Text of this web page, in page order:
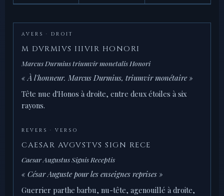
AVERS · DROIT
M DVRMIVS IIIVIR HONORI
Marcus Durmius triumvir monetalis Honori
« À l'honneur. Marcus Durmius, triumvir monétaire »
Tête nue d'Honos à droite, entre deux étoiles à six
rayons.
REVERS · VERSO
CAESAR AVGVSTVS SIGN RECE
Caesar Augustus Signis Receptis
« César Auguste pour les enseignes reprises »
Guerrier parthe barbu, nu-tête, agenouillé à droite,